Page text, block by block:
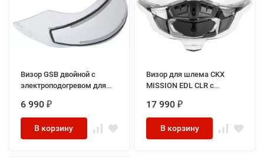
Визор GSB двойной с
электроподогревом для
6 990 ₽
В корзину
Визор для шлема CKX
MISSION EDL CLR c
17 990 ₽
В корзину